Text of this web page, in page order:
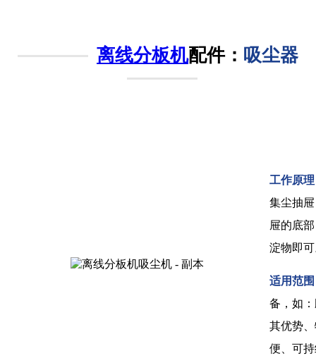
离线分板机配件： 吸尘器
工作原理
集尘抽
屉的底
淀物即
适用范围
备，如
其优势
便、可